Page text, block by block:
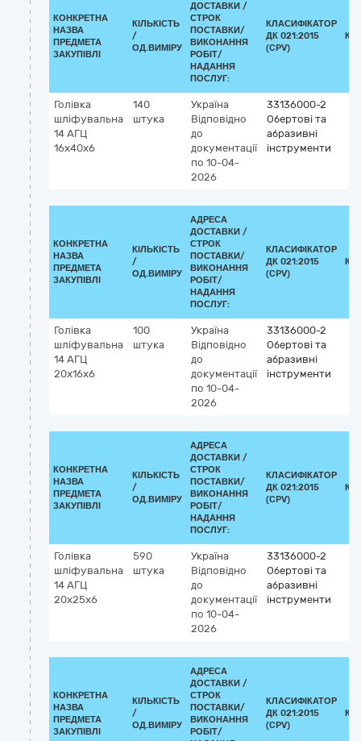
КОНКРЕТНА
НАЗВА
ПРЕДМЕТА
ЗАКУПІВЛІ
КІЛЬКІСТЬ
/
ОД.ВИМІРУ
ДОСТАВКИ /
СТРОК
ПОСТАВКИ/
ВИКОНАННЯ
РОБІТ/
НАДАННЯ
ПОСЛУГ:
КЛАСИФІКАТОР
ДК 021:2015
(CPV)
Голівка
шліфувальна
14 АГЦ
16х40х6
140
штука
Україна
Відповідно
до
документації
по 10-04-
2026
33136000-2
Обертові та
абразивні
інструменти
КОНКРЕТНА
НАЗВА
ПРЕДМЕТА
ЗАКУПІВЛІ
КІЛЬКІСТЬ
/
ОД.ВИМІРУ
АДРЕСА
ДОСТАВКИ /
СТРОК
ПОСТАВКИ/
ВИКОНАННЯ
РОБІТ/
НАДАННЯ
ПОСЛУГ:
КЛАСИФІКАТОР
ДК 021:2015
(CPV)
Голівка
шліфувальна
14 АГЦ
20х16х6
100
штука
Україна
Відповідно
до
документації
по 10-04-
2026
33136000-2
Обертові та
абразивні
інструменти
КОНКРЕТНА
НАЗВА
ПРЕДМЕТА
ЗАКУПІВЛІ
КІЛЬКІСТЬ
/
ОД.ВИМІРУ
АДРЕСА
ДОСТАВКИ /
СТРОК
ПОСТАВКИ/
ВИКОНАННЯ
РОБІТ/
НАДАННЯ
ПОСЛУГ:
КЛАСИФІКАТОР
ДК 021:2015
(CPV)
Голівка
шліфувальна
14 АГЦ
20х25х6
590
штука
Україна
Відповідно
до
документації
по 10-04-
2026
33136000-2
Обертові та
абразивні
інструменти
КОНКРЕТНА
НАЗВА
ПРЕДМЕТА
ЗАКУПІВЛІ
КІЛЬКІСТЬ
/
ОД.ВИМІРУ
АДРЕСА
ДОСТАВКИ /
СТРОК
ПОСТАВКИ/
ВИКОНАННЯ
РОБІТ/
КЛАСИФІКАТОР
ДК 021:2015
(CPV)